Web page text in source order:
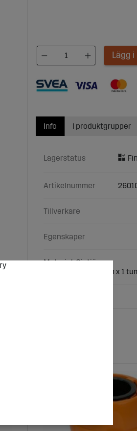
Lägg
Info
Lagerstatus
Artikelnummer
Tillverkare
Egenskaper
Material: Gjutjärn
Anslutning: 1 1/4 tum x 1
I produktgrupper